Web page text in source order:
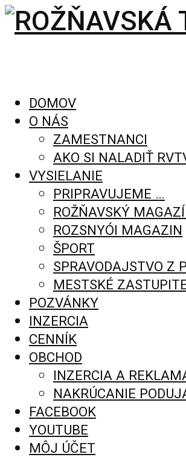
DOMOV
O NÁS
ZAMESTNANCI
AKO SI NALADIŤ
VYSIELANIE
PRIPRAVUJEME …
ROŽŇAVSKÝ
ROZSNYÓI MAGAZIN
ŠPORT
SPRAVODAJSTVO Z
MESTSKÉ
POZVÁNKY
INZERCIA
CENNÍK
OBCHOD
INZERCIA A
NAKRÚCANIE
FACEBOOK
YOUTUBE
MÔJ ÚČET